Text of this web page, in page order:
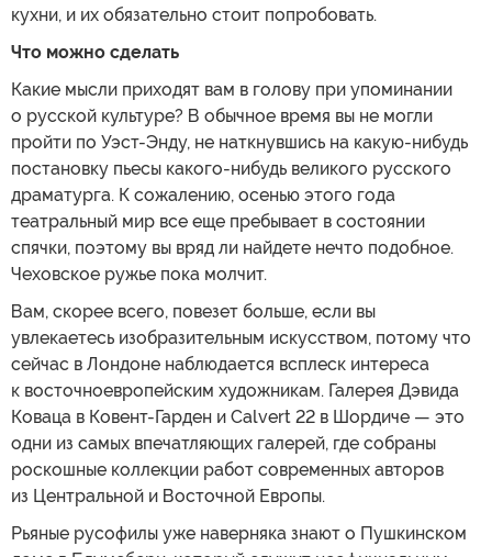
кухни, и их обязательно стоит попробовать.
Что можно сделать
Какие мысли приходят вам в голову при упоминании
о русской культуре? В обычное время вы не могли
пройти по Уэст-Энду, не наткнувшись на какую-нибудь
постановку пьесы какого-нибудь великого русского
драматурга. К сожалению, осенью этого года
театральный мир все еще пребывает в состоянии
спячки, поэтому вы вряд ли найдете нечто подобное.
Чеховское ружье пока молчит.
Вам, скорее всего, повезет больше, если вы
увлекаетесь изобразительным искусством, потому что
сейчас в Лондоне наблюдается всплеск интереса
к восточноевропейским художникам. Галерея Дэвида
Коваца в Ковент-Гарден и Calvert 22 в Шордиче — это
одни из самых впечатляющих галерей, где собраны
роскошные коллекции работ современных авторов
из Центральной и Восточной Европы.
Рьяные русофилы уже наверняка знают о Пушкинском